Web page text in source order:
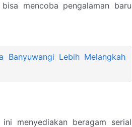
mencoba pengalaman baru
Banyuwangi Lebih Melangkah
menyediakan beragam serial